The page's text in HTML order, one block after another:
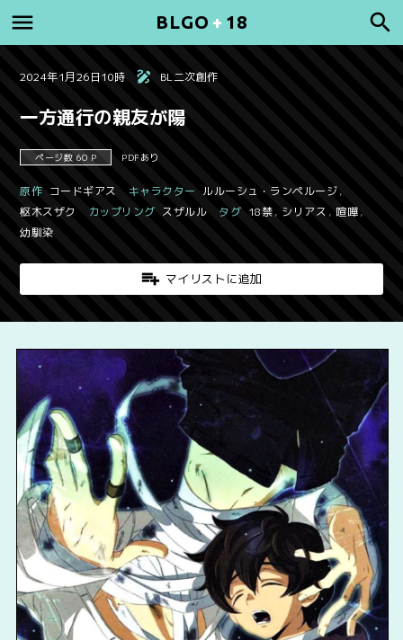
BLGO + 18
2024年1月26日10時 BL二次創作
一方通行の親友が陽
ページ数 60 P PDFあり
原作 コードギアス キャラクター ルルーシュ・ランペルージ,
枢木スザク
カップリング スザルル タグ 18禁, シリアス , 喧嘩,
幼馴染
マイリストに追加